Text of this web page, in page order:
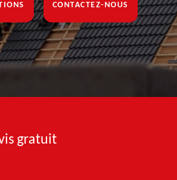
CONTACTEZ-NOUS
gratuit